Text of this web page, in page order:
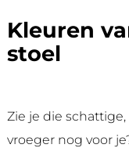
Kleuren
stoel
Zie je die
vroeger nog voor